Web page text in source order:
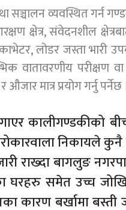
सञ्चालन व्यवस्थित गर्न
क्षेत्र, संवेदनशील क्षेत्रबाट
लोडर जस्ता भारी
वातावरणीय परीक्षण
मात्र प्रयोग गर्नु पर्नेछ
कालीगण्डकीको
निकायले
राख्दा बागलुङ
घरहरु समेत उच्च
कारण बर्खामा